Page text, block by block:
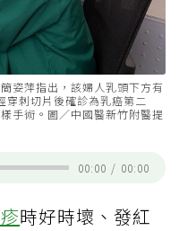
姿萍指出，該婦人乳頭下方有
穿刺切片後確診為乳癌第二
手術。圖／中國醫新竹附醫提
00:00 / 00:00
時好時壞、發紅